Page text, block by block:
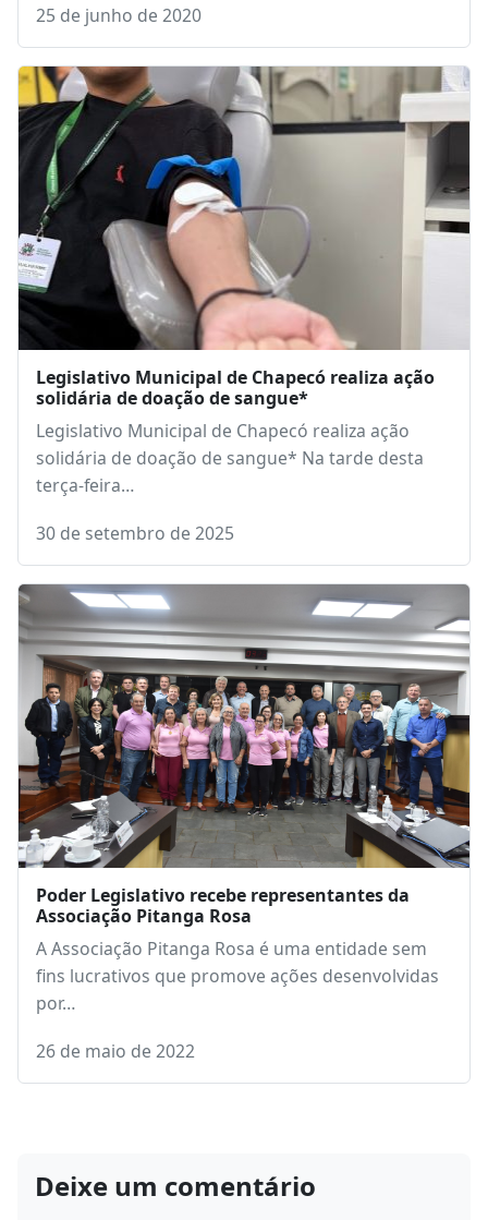
25 de junho de 2020
Legislativo Municipal de Chapecó realiza ação
solidária de doação de sangue*
Legislativo Municipal de Chapecó realiza ação
solidária de doação de sangue* Na tarde desta
terça-feira…
30 de setembro de 2025
Poder Legislativo recebe representantes da
Associação Pitanga Rosa
A Associação Pitanga Rosa é uma entidade sem
fins lucrativos que promove ações desenvolvidas
por…
26 de maio de 2022
Deixe um comentário